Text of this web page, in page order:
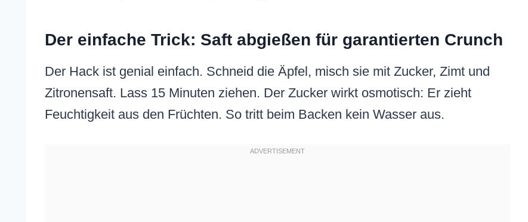
Der einfache Trick: Saft abgießen für garantierten Crunch
Der Hack ist genial einfach. Schneid die Äpfel, misch sie mit Zucker, Zimt und
Zitronensaft. Lass 15 Minuten ziehen. Der Zucker wirkt osmotisch: Er zieht
Feuchtigkeit aus den Früchten. So tritt beim Backen kein Wasser aus.